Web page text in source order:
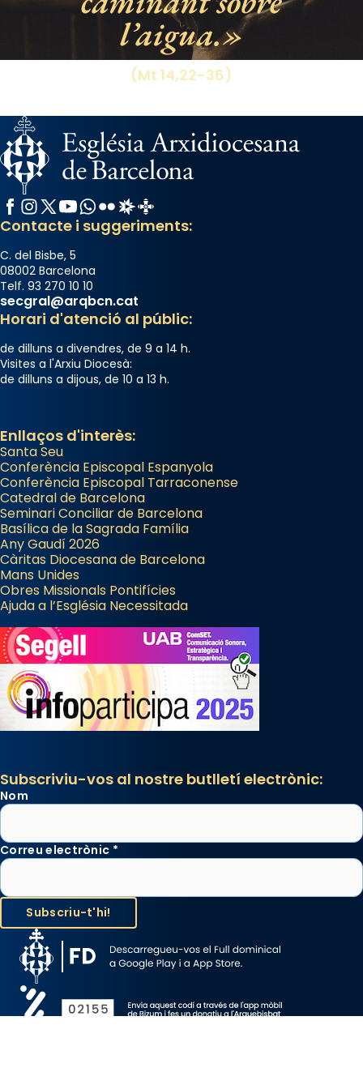
Share
l’aigua.
(Mt 14,22-36)
Facebook
Instagram
X / Twitter
YouTube
WhatsApp
FlickrRadio Estel
Catalunya Cristiana
Contacte i suggeriments:
C. del Bisbe, 5
08002 Barcelona
Telf. 93 270 10 10
secgral@arqbcn.cat
Horari d'atenció al públic:
de dilluns a divendres, de 9 a 14 h.
Visites a l'Arxiu Diocesà:
de dilluns a dijous, de 10 a 13 h.
Enllaços d'interès:
Santa Seu
Conferència Episcopal Espanyola
Conferència Episcopal Tarraconense
Catedral de Barcelona
Seminari Conciliar de Barcelona
Basílica de la Sagrada Família
Any Gaudí 2026
Càritas Diocesana de Barcelona
Mans Unides
Obres Missionals Pontifícies
Ajuda a l’Església Necessitada
Subscriviu-vos al nostre butlletí electrònic:
Nom
Correu electrònic *